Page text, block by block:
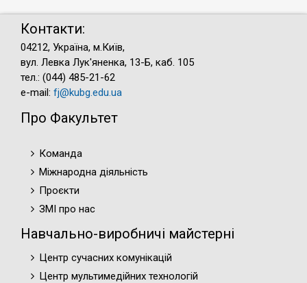
Контакти:
04212, Україна, м.Київ,
вул. Левка Лук'яненка, 13-Б, каб. 105
тел.: (044) 485-21-62
e-mail: fj@kubg.edu.ua
Про Факультет
Команда
Міжнародна діяльність
Проєкти
ЗМІ про нас
Навчально-виробничі майстерні
Центр сучасних комунікацій
Центр мультимедійних технологій